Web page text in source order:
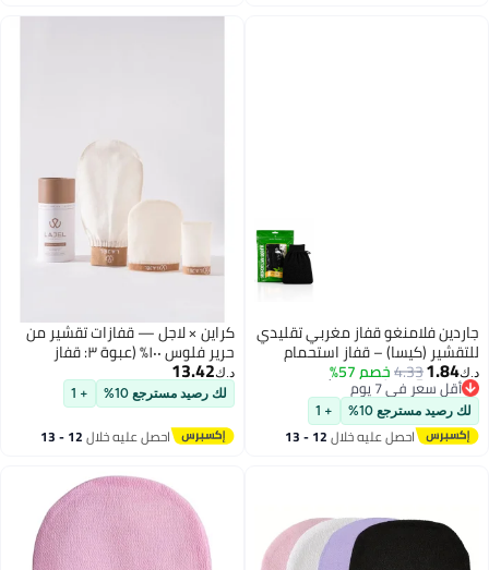
مغربي تقليدي
استحمام
الجسم
| قفاز قابل
ناعمة+ 1
خلال 12 - 13
كراين × لاجل — قفازات تقشير من
حرير فلوس ١٠٠٪ (عبوة ٣: قفاز
للجسم + قفاز لليد للتحكّم + قفاز
للوجه) | تقشير عميق ولطيف لبشرة
أنعم وأكثر تجانسًا | يخفّف مظهر
سيقان الفراولة وKP والشعر النامي
تحت الجلد | بلاستيك-فري وقابلة
د.ك‏13.42
+ 1
احصل عليه خلال 12 - 13